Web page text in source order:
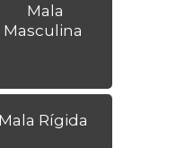
Mala
Masculina
Mala Rígida